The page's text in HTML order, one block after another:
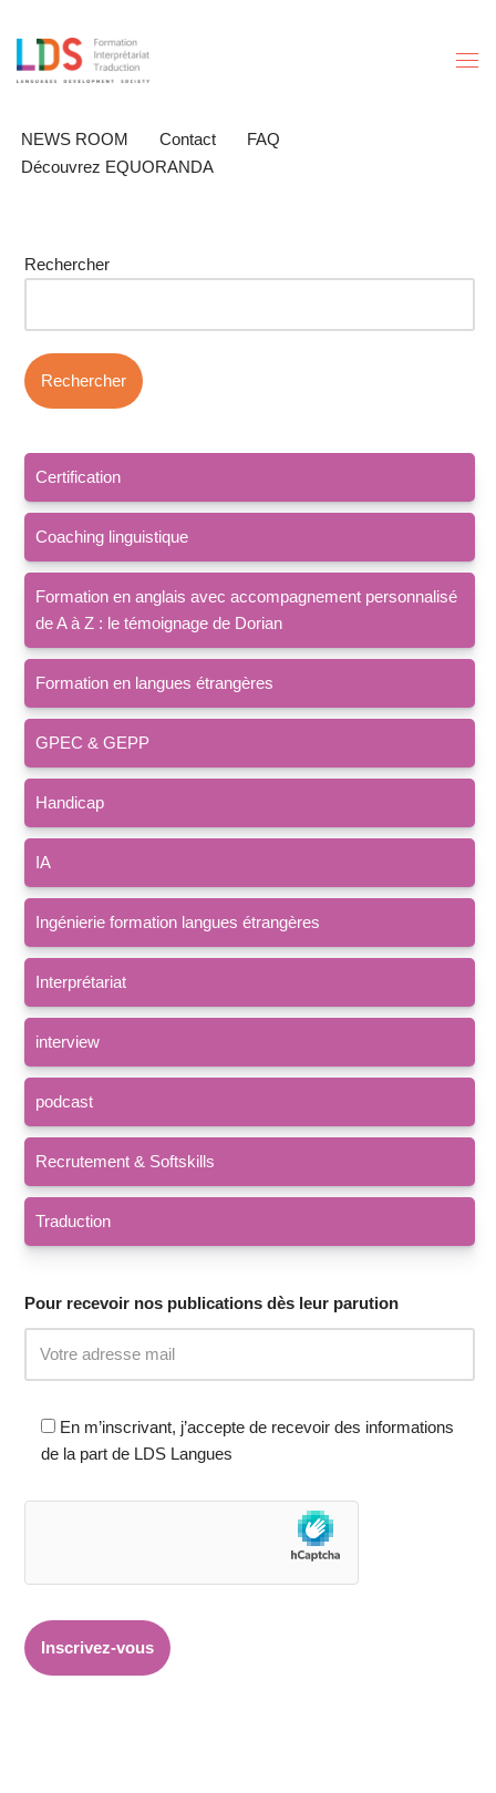
au
NEWS ROOM
Contact
FAQ
Découvrez EQUORANDA
Rechercher
Rechercher
Certification
Coaching linguistique
Formation en anglais avec accompagnement personnalisé
de A à Z : le témoignage de Dorian
Formation en langues étrangères
GPEC & GEPP
Handicap
IA
Ingénierie formation langues étrangères
Interprétariat
interview
podcast
Recrutement & Softskills
Traduction
Pour recevoir nos publications dès leur parution
En m’inscrivant, j’accepte de recevoir des informations
de la part de LDS Langues